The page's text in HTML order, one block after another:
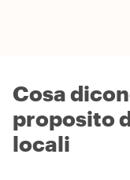
Cosa
proposito
locali